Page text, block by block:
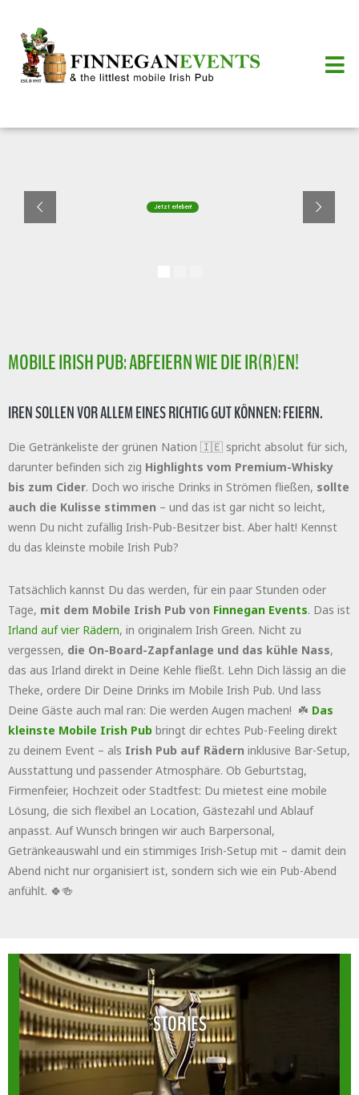
Jetzt erleben!
MOBILE IRISH PUB: ABFEIERN WIE DIE IR(R)EN!
IREN SOLLEN VOR ALLEM EINES RICHTIG GUT KÖNNEN: FEIERN.
Die Getränkeliste der grünen Nation 🇮🇪 spricht absolut für sich,
darunter befinden sich zig Highlights vom Premium-Whisky
bis zum Cider. Doch wo irische Drinks in Strömen fließen, sollte
auch die Kulisse stimmen – und das ist gar nicht so leicht,
wenn Du nicht zufällig Irish-Pub-Besitzer bist. Aber halt! Kennst
du das kleinste mobile Irish Pub?
Tatsächlich kannst Du das werden, für ein paar Stunden oder
Tage, mit dem Mobile Irish Pub von Finnegan Events. Das ist
Irland auf vier Rädern, in originalem Irish Green. Nicht zu
vergessen, die On-Board-Zapfanlage und das kühle Nass,
das aus Irland direkt in Deine Kehle fließt. Lehn Dich lässig an die
Theke, ordere Dir Deine Drinks im Mobile Irish Pub. Und lass
Deine Gäste auch mal ran: Die werden Augen machen! ☘️ Das
kleinste Mobile Irish Pub bringt dir echtes Pub-Feeling direkt
zu deinem Event – als Irish Pub auf Rädern inklusive Bar-Setup,
Ausstattung und passender Atmosphäre. Ob Geburtstag,
Firmenfeier, Hochzeit oder Stadtfest: Du mietest eine mobile
Lösung, die sich flexibel an Location, Gästezahl und Ablauf
anpasst. Auf Wunsch bringen wir auch Barpersonal,
Getränkeauswahl und ein stimmiges Irish-Setup mit – damit dein
Abend nicht nur organisiert ist, sondern sich wie ein Pub-Abend
anfühlt. 🍀🍻
STORIES
STORIES